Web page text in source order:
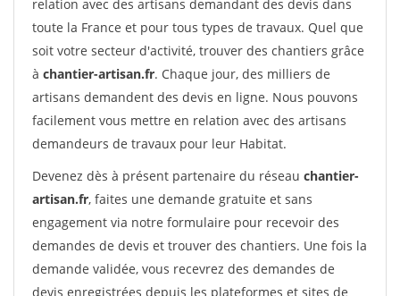
relation avec des artisans demandant des devis dans
toute la France et pour tous types de travaux. Quel que
soit votre secteur d'activité, trouver des chantiers grâce
à chantier-artisan.fr. Chaque jour, des milliers de
artisans demandent des devis en ligne. Nous pouvons
facilement vous mettre en relation avec des artisans
demandeurs de travaux pour leur Habitat.
Devenez dès à présent partenaire du réseau chantier-
artisan.fr, faites une demande gratuite et sans
engagement via notre formulaire pour recevoir des
demandes de devis et trouver des chantiers. Une fois la
demande validée, vous recevrez des demandes de
devis enregistrées depuis les plateformes et sites de